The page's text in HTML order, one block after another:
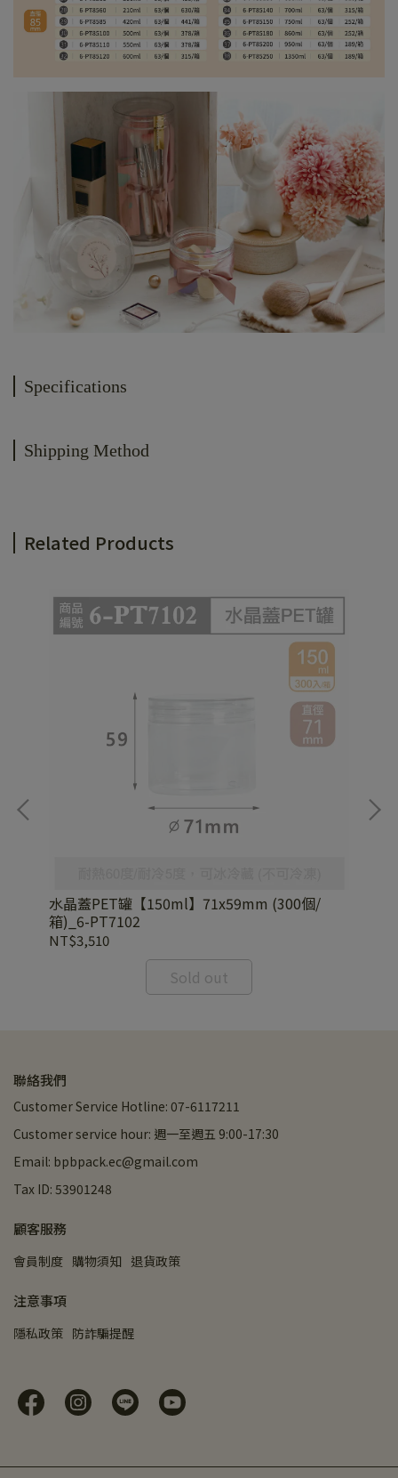
Specifications
Shipping Method
Related Products
水晶蓋PET罐【150ml】71x59mm (300個/
箱)_6-PT7102
NT$3,510
Sold out
聯絡我們
Customer Service Hotline: 07-6117211
Customer service hour: 週一至週五 9:00-17:30
Email: bpbpack.ec@gmail.com
Tax ID: 53901248
顧客服務
會員制度 購物須知 退貨政策
注意事項
隱私政策 防詐騙提醒